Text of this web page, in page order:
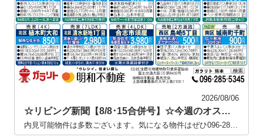
2026/08/06
☆リビング新聞【8/8･15合併号】☆今週のオススメ10件
内見可能物件は多数ございます。気になる物件はぜひ096-285-5345までお問い合わせください！！ 掲載中の物件につきまして、タイミングによっては商談中や申込受付終了となっている場合がございます。何卒ご容赦ください。※※仲介業者様はこちらへお問い合わせください→【本社｜住宅事業部 TEL:096-322-1508 FAX:096-322-1577】